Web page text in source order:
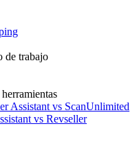
de trabajo
Assistant vs ScanUnlimited
vs Revseller